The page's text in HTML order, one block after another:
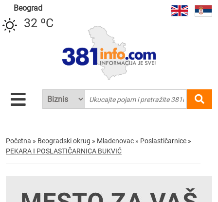
Beograd
32 ºC
Početna » Beogradski okrug » Mladenovac » Poslastičarnice »
PEKARA I POSLASTIČARNICA BUKVIĆ